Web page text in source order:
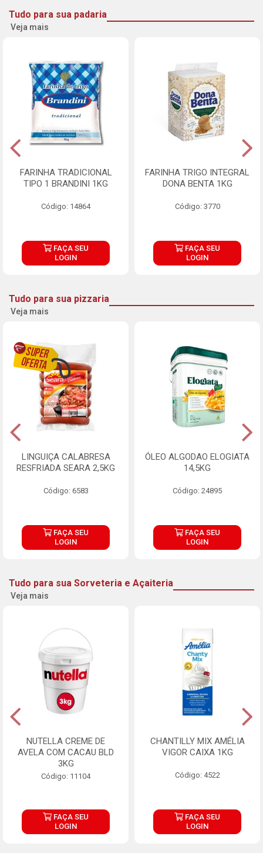
Tudo para sua padaria
Veja mais
FARINHA TRADICIONAL
TIPO 1 BRANDINI 1KG
Código: 14864
FAÇA SEU
LOGIN
FARINHA TRIGO INTEGRAL
DONA BENTA 1KG
Código: 3770
FAÇA SEU
LOGIN
Tudo para sua pizzaria
Veja mais
LINGUIÇA CALABRESA
RESFRIADA SEARA 2,5KG
Código: 6583
FAÇA SEU
LOGIN
ÓLEO ALGODAO ELOGIATA
14,5KG
Código: 24895
FAÇA SEU
LOGIN
Tudo para sua Sorveteria e Açaiteria
Veja mais
NUTELLA CREME DE
AVELA COM CACAU BLD
3KG
Código: 11104
FAÇA SEU
LOGIN
CHANTILLY MIX AMÉLIA
VIGOR CAIXA 1KG
Código: 4522
FAÇA SEU
LOGIN